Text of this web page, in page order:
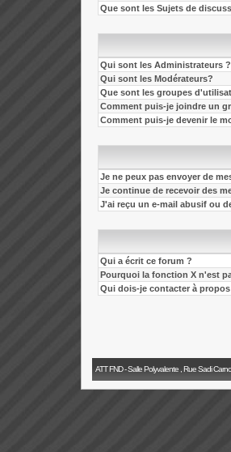
Que sont les Sujets de
Qui sont les Administrateurs ?
Qui sont les Modérateurs?
Que sont les groupes
Comment puis-je joindre un
Comment puis-je devenir le
Je ne peux pas envoyer de
Je continue de recevoir des
J'ai reçu un e-mail abusif ou
Qui a écrit ce forum ?
Pourquoi la fonction X n'est
Qui dois-je contacter à
ATT FND - Salle Polyvalente , Rue Sadi